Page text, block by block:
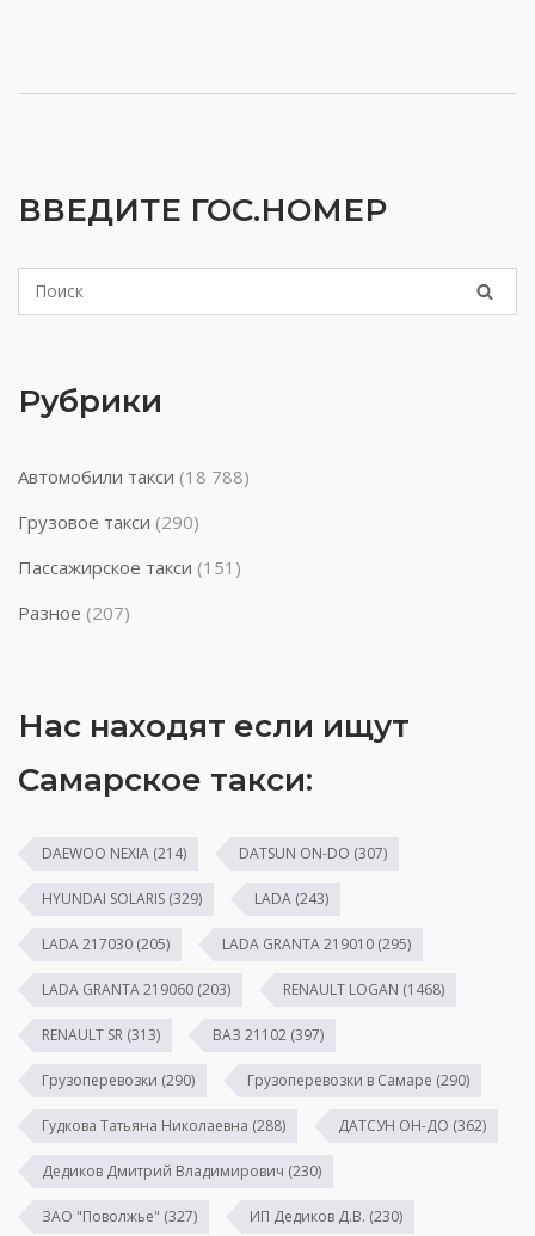
ВВЕДИТЕ ГОС.НОМЕР
Рубрики
Автомобили такси (18 788)
Грузовое такси (290)
Пассажирское такси (151)
Разное (207)
Нас находят если ищут
Самарское такси:
DAEWOO NEXIA (214) DATSUN ON-DO (307)
HYUNDAI SOLARIS (329) LADA (243)
LADA 217030 (205) LADA GRANTA 219010 (295)
LADA GRANTA 219060 (203) RENAULT LOGAN (1468)
RENAULT SR (313) ВАЗ 21102 (397)
Грузоперевозки (290) Грузоперевозки в Самаре (290)
Гудкова Татьяна Николаевна (288) ДАТСУН ОН-ДО (362)
Дедиков Дмитрий Владимирович (230)
ЗАО "Поволжье" (327) ИП Дедиков Д.В. (230)